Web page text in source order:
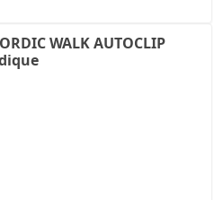
WALK AUTOCLIP